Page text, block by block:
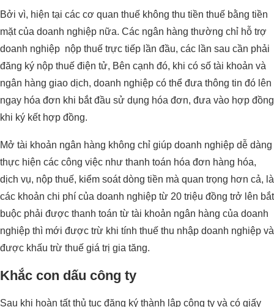
Bởi vì, hiện tại các cơ quan thuế không thu tiền thuế bằng tiền
mặt của doanh nghiệp nữa. Các ngân hàng thường chỉ hỗ trợ
doanh nghiệp nộp thuế trực tiếp lần đầu, các lần sau cần phải
đăng ký nộp thuế điện tử, Bên cạnh đó, khi có số tài khoản và
ngân hàng giao dịch, doanh nghiệp có thể đưa thông tin đó lên
ngay hóa đơn khi bắt đầu sử dụng hóa đơn, đưa vào hợp đồng
khi ký kết hợp đồng.
Mở tài khoản ngân hàng không chỉ giúp doanh nghiệp dễ dàng
thực hiện các công việc như thanh toán hóa đơn hàng hóa,
dịch vụ, nộp thuế, kiểm soát dòng tiền mà quan trọng hơn cả, là
các khoản chi phí của doanh nghiệp từ 20 triệu đồng trở lên bắt
buộc phải được thanh toán từ tài khoản ngân hàng của doanh
nghiệp thì mới được trừ khi tính thuế thu nhập doanh nghiệp và
được khấu trừ thuế giá trị gia tăng.
Khắc con dấu công ty
Sau khi hoàn tất thủ tục đăng ký thành lập công ty và có giấy